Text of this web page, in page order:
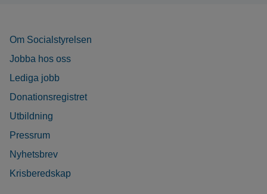
Om Socialstyrelsen
Jobba hos oss
Lediga jobb
Donationsregistret
Utbildning
Pressrum
Nyhetsbrev
Krisberedskap